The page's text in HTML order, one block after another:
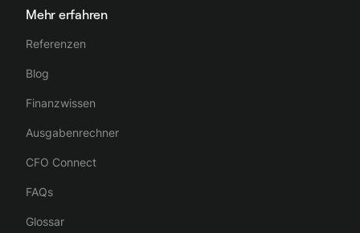
Mehr erfahren
Referenzen
Blog
Finanzwissen
Ausgabenrechner
CFO Connect
FAQs
Glossar